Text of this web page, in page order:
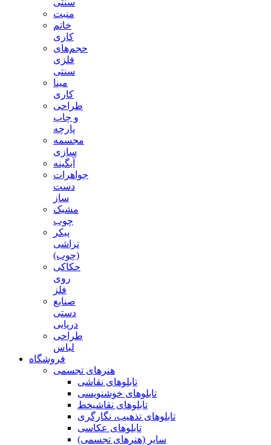
سنتی
منبت
خاتم
کاری
حجم‌های
فلزی
سنتی
مینا
کاری
طراحی
و چاپ
پارچه
مجسمه
سازی
آبگینه
جواهرات
دست
ساز
مشبک
چوب
پیکر
تراشی
(چوب)
حکاکی
روی
فلز
صنایع
دستی
دریایی
طراحی
لباس
فروشگاه
هنرهای تجسمی
تابلوهای نقاشی
تابلوهای خوشنویسی
تابلوهای نقاشیخط
تابلوهای تذهیب، نگارگری
تابلوهای عکاسی
سایر (هنرهای تجسمی)